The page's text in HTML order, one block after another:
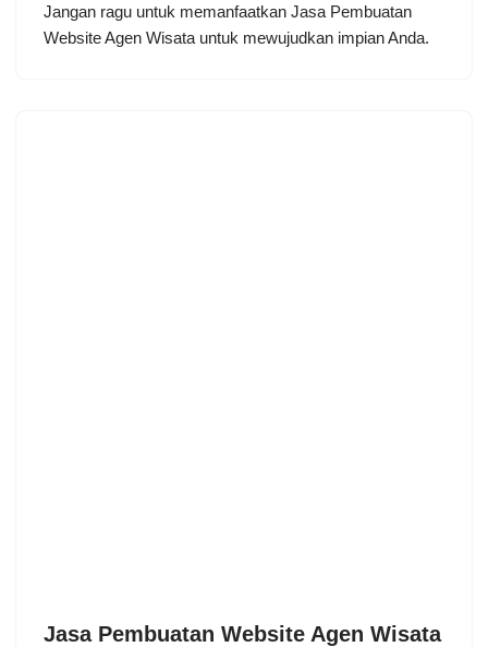
Jangan ragu untuk memanfaatkan Jasa Pembuatan
Website Agen Wisata untuk mewujudkan impian Anda.
Jasa Pembuatan Website Agen Wisata